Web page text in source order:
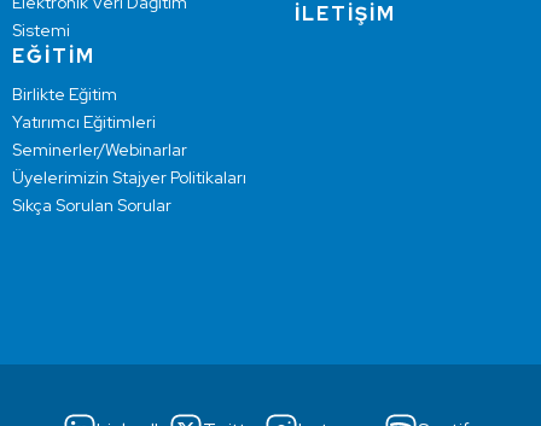
Sistemi
EĞİTİM
Birlikte Eğitim
Yatırımcı Eğitimleri
Seminerler/Webinarlar
Üyelerimizin Stajyer Politikaları
Sıkça Sorulan Sorular
İLETİŞİM